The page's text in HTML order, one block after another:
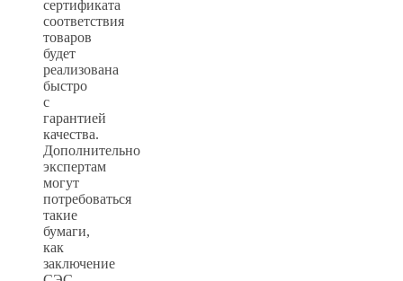
сертификата
соответствия
товаров
будет
реализована
быстро
с
гарантией
качества.
Дополнительно
экспертам
могут
потребоваться
такие
бумаги,
как
заключение